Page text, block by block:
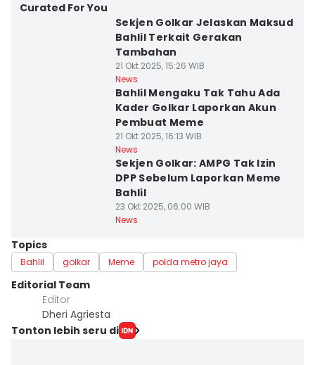
Curated For You
Sekjen Golkar Jelaskan Maksud
Bahlil Terkait Gerakan
Tambahan
21 Okt 2025, 15:26 WIB
News
Bahlil Mengaku Tak Tahu Ada
Kader Golkar Laporkan Akun
Pembuat Meme
21 Okt 2025, 16:13 WIB
News
Sekjen Golkar: AMPG Tak Izin
DPP Sebelum Laporkan Meme
Bahlil
23 Okt 2025, 06:00 WIB
News
Topics
Bahlil golkar Meme polda metro jaya
Editorial Team
Editor
Dheri Agriesta
Tonton lebih seru di